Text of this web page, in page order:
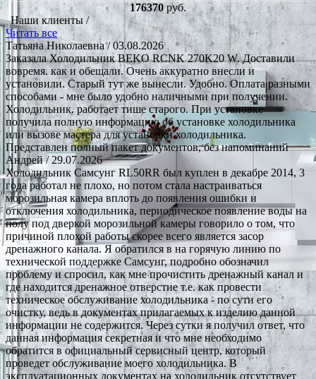
176370руб.
Наши клиенты /
Читать все
Татьяна Николаевна/ 03.08.2026
Заказала Холодильник BEKO RCNK 270K20 W. Доставили
вовремя. как и обещали. Очень аккуратно внесли и
установили. Старый тут же вынесли. Удобно. Оплата разными
способами - мне было удобно наличными при получении.
Холодильник. работает тише старого. При установке
получила полную информацию об установке холодильника
или вызове мастера для установки холодильника.
Представлен полный пакет документов, без напоминаний
Андрей/ 29.07.2026
Холодильник Самсунг RL50RR был куплен в декабре 2014, 3
года работал не плохо, но потом стала настраиваться
морозильная камера вплоть до появления ошибки и
отключения холодильника, периодическое появление воды на
полу под дверкой морозильной камеры говорило о том, что
причиной плохой работы скорее всего является засор
дренажного канала. Я обратился в на горячую линию по
технической поддержке Самсунг, подробно обозначил
проблему и спросил, как мне прочистить дренажный канал и
где находится дренажное отверстие т.е. как провести
техническое обслуживание холодильника - по сути его
очистку, ведь в документах прилагаемых к изделию данной
информации не содержится. Через сутки я получил ответ, что
данная информация секретная и что мне необходимо
обратится в официальный сервисный центр, который
проведет обслуживание моего холодильника. В
эксплуатационных документах на холодильник отсутствует